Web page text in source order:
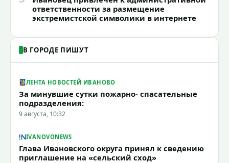
ответственности за размещение
экстремистской символики в интернете
В ГОРОДЕ ПИШУТ
ЛЕНТА НОВОСТЕЙ ИВАНОВО
За минувшие сутки пожарно- спасательные
подразделения:
9 августа, 10:32
IVANOVONEWS
Глава Ивановского округа принял к сведению
приглашение на «сельский сход»